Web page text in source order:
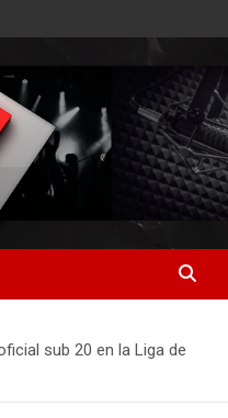
sub 20 en la Liga de